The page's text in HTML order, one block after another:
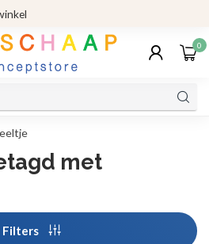
0
met
Filters